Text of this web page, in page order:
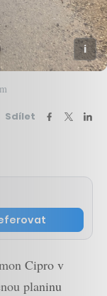
Sdílet
Cipro v
planinu